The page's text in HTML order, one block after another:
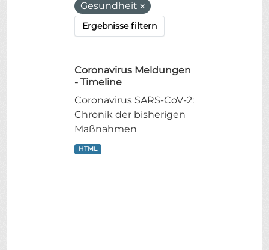
Gesundheit
Ergebnisse filtern
Coronavirus Meldungen
- Timeline
Coronavirus SARS-CoV-2:
Chronik der bisherigen
Maßnahmen
HTML